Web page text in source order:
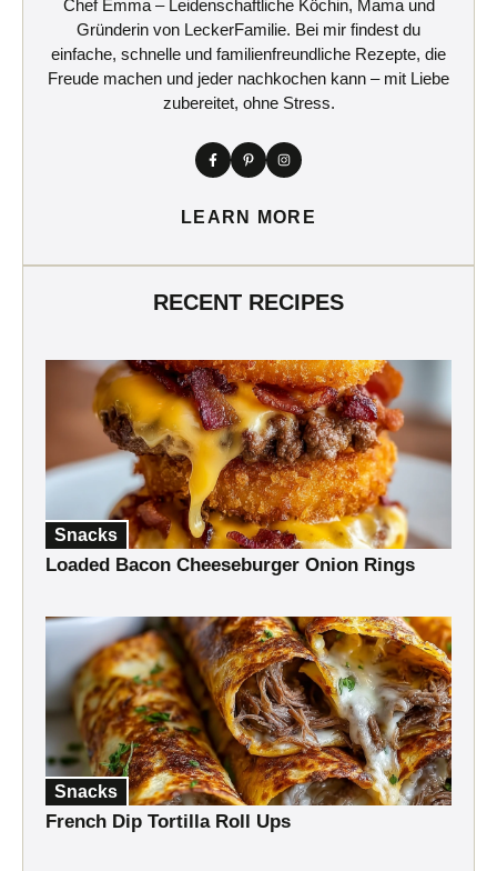
Chef Emma – Leidenschaftliche Köchin, Mama und
Gründerin von LeckerFamilie. Bei mir findest du
einfache, schnelle und familienfreundliche Rezepte, die
Freude machen und jeder nachkochen kann – mit Liebe
zubereitet, ohne Stress.
LEARN MORE
RECENT RECIPES
Snacks
Loaded Bacon Cheeseburger Onion Rings
Snacks
French Dip Tortilla Roll Ups